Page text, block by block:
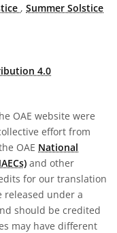
, Summer Solstice
4.0
Attribution 4.0
OAE website were
effort from
OAE National
and other
for our translation
released under a
should be credited
may have different